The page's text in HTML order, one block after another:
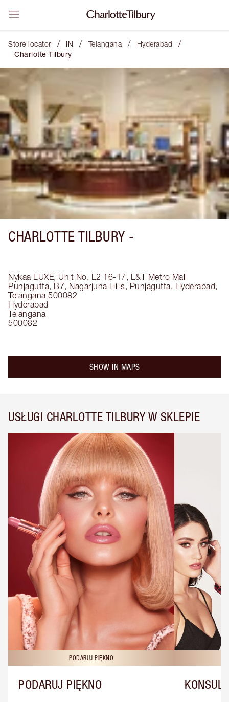
Store locator / IN / Telangana / Hyderabad /
Charlotte Tilbury
CHARLOTTE TILBURY -
Nykaa LUXE, Unit No. L2 16-17, L&T Metro Mall
Punjagutta, B7, Nagarjuna Hills, Punjagutta, Hyderabad,
Telangana 500082
Hyderabad
Telangana
500082
SHOW IN MAPS
USŁUGI CHARLOTTE TILBURY W SKLEPIE
PODARUJ PIĘKNO
PODARUJ PIĘKNO